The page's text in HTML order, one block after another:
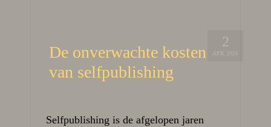
2
APR 2026
De onverwachte kosten
van selfpublishing
Selfpublishing is de afgelopen jaren